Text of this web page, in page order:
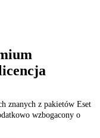
znanych z pakietów Eset
wzbogacony o